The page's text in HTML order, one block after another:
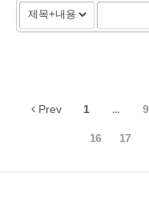
Prev 1 ... 9
16 17